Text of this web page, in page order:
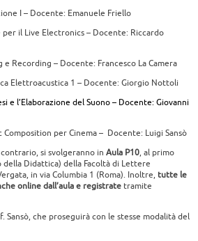
I– Docente: Emanuele Friello
per il Live Electronics– Docente: Riccardo
e Recording – Docente: Francesco La Camera
Elettroacustica 1 – Docente: Giorgio Nottoli
e l’Elaborazione del Suono – Docente: Giovanni
Composition per Cinema – Docente: Luigi Sansò
si svolgeranno in Aula P10, al primo
della Didattica) della Facoltà di Lettere
in via Columbia 1 (Roma). Inoltre, tutte le
online dall’aula e registrate tramite
Sansò, che proseguirà con le stesse modalità del